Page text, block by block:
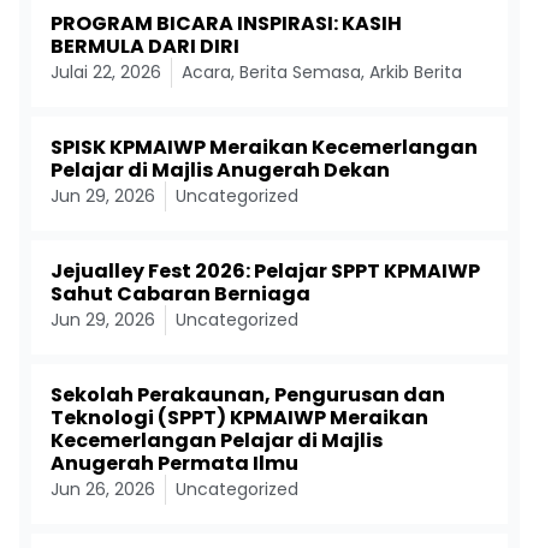
PROGRAM BICARA INSPIRASI: KASIH
BERMULA DARI DIRI
Julai 22, 2026 Acara, Berita Semasa, Arkib Berita
SPISK KPMAIWP Meraikan Kecemerlangan
Pelajar di Majlis Anugerah Dekan
Jun 29, 2026 Uncategorized
Jejualley Fest 2026: Pelajar SPPT KPMAIWP
Sahut Cabaran Berniaga
Jun 29, 2026 Uncategorized
Sekolah Perakaunan, Pengurusan dan
Teknologi (SPPT) KPMAIWP Meraikan
Kecemerlangan Pelajar di Majlis
Anugerah Permata Ilmu
Jun 26, 2026 Uncategorized